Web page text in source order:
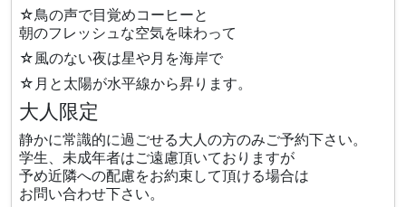
☆鳥の声で目覚めコーヒーと
朝のフレッシュな空気を味わって
☆風のない夜は星や月を海岸で
☆月と太陽が水平線から昇ります。
大人限定
静かに常識的に過ごせる大人の方のみご予約下さい。
学生、未成年者はご遠慮頂いておりますが
予め近隣への配慮をお約束して頂ける場合は
お問い合わせ下さい。